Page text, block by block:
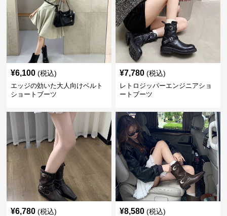
¥6,100 (税込)
エッジの効いた大人向けベルト
ショートブーツ
¥7,780 (税込)
レトロジッパーエンジニアショ
ートブーツ
¥6,780 (税込) ¥8,580 (税込)